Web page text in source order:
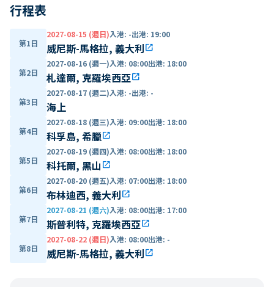
行程表
第1日
2027-08-15 (週日)入港: -出港: 19:00
威尼斯-馬格拉, 義大利open_in_new
第2日
2027-08-16 (週一)入港: 08:00出港: 18:00
札達爾, 克羅埃西亞open_in_new
第3日
2027-08-17 (週二)入港: -出港: -
海上
第4日
2027-08-18 (週三)入港: 09:00出港: 18:00
科孚島, 希臘open_in_new
第5日
2027-08-19 (週四)入港: 08:00出港: 18:00
科托爾, 黑山 open_in_new
第6日
2027-08-20 (週五)入港: 07:00出港: 18:00
布林迪西, 義大利open_in_new
第7日
2027-08-21 (週六)入港: 08:00出港: 17:00
斯普利特, 克羅埃西亞open_in_new
第8日
2027-08-22 (週日)入港: 08:00出港: -
威尼斯-馬格拉, 義大利open_in_new